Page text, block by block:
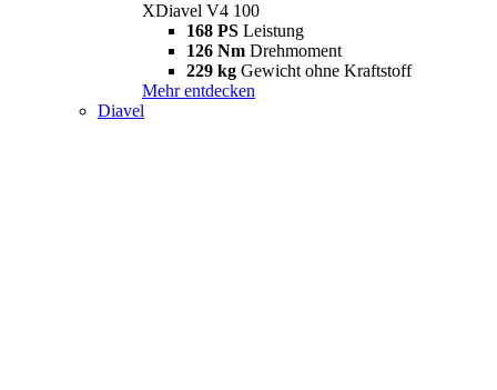
XDiavel V4 100
168 PS Leistung
126 Nm Drehmoment
229 kg Gewicht ohne Kraftstoff
Mehr entdecken
Diavel